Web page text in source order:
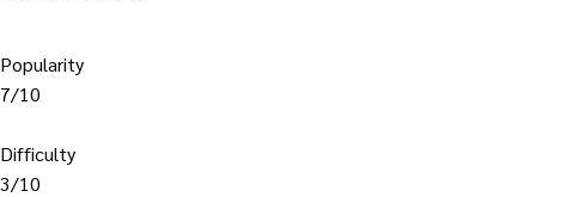
Popularity
7/10
Difficulty
3/10